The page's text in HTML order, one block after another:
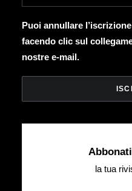
Puoi annullare
facendo clic sul
nostre e-mail.
la tua